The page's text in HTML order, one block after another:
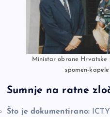
Ministar obrane Hrvatske
spomen-kapele
Sumnje na ratne
Što je dokumentirano: